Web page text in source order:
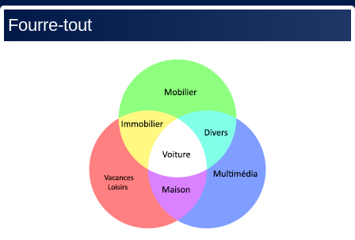
Fourre-tout